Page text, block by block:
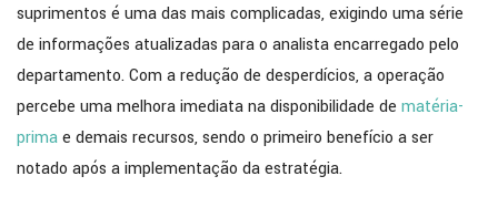
suprimentos é uma das mais complicadas, exigindo uma série
de informações atualizadas para o analista encarregado pelo
departamento. Com a redução de desperdícios, a operação
percebe uma melhora imediata na disponibilidade de matéria-
primae demais recursos, sendo o primeiro benefício a ser
notado após a implementação da estratégia.